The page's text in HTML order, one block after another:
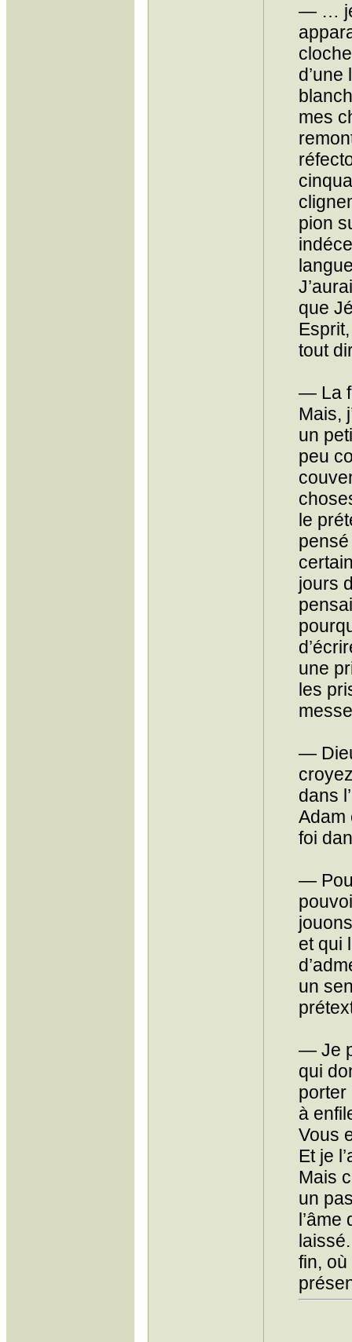
— … je
mes
pion
que
tout
— La
Mais,
un
peu
le
jours
une
les
—
dans
Adam
foi
—
et qui
un
— Je
qui
porter
à
Vous
Et je
Mais
un
l’âme
fin, où